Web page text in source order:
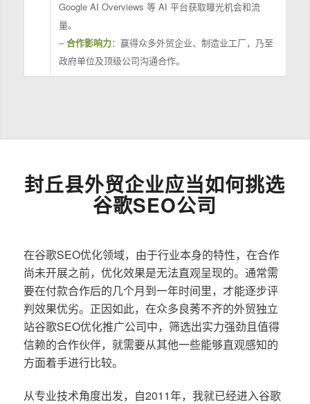
Google AI Overviews 等 AI 平台获取曝光机会和流
量。
–合作影响力：赢得众多外贸企业、制造业工厂，乃至
政府单位及顶级公司沟通合作。
封丘县外贸企业应当如何挑选
谷歌SEO公司
在谷歌SEO优化领域，由于行业本身的特性，在合作
尚未开展之前，优化效果是无法直观呈现的。通常需
要在付款合作后的几个月到一年时间里，才能逐步评
判效果优劣。正因如此，在众多良莠不齐的外贸独立
站谷歌SEO优化推广公司中，筛选出实力强劲且值得
信赖的合作伙伴，就需要从其他一些能够直观感知的
方面着手进行比较。
从专业技术角度出发，自2011年，我就已经进入谷歌